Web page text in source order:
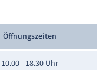
Öffnungszeiten
10.00 - 18.30 Uhr